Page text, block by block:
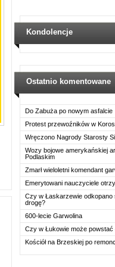
Kondolencje
Ostatnio komentowane
Do Zabuża po nowym asfalcie
Protest przewoźników w
Wręczono Nagrody Starosty
Wozy bojowe amerykańskiej
Podlaskim
Zmarł wieloletni komendant
Emerytowani nauczyciele
Czy w Łaskarzewie odkopano
drogę?
600-lecie Garwolina
Czy w Łukowie może powstać
Kościół na Brzeskiej po